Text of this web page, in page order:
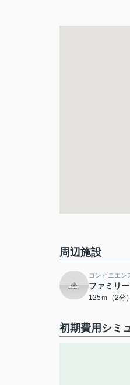
周辺施設
コンビニエン
ファミリ
125ｍ（2分）
初期費用シミ